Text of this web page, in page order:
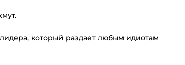
который раздает любым идиотам